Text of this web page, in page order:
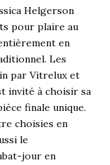
Helgerson
pour plaire au
en
Les
par Vitrelux et
invité à choisir sa
finale unique.
choisies en
le
jour en